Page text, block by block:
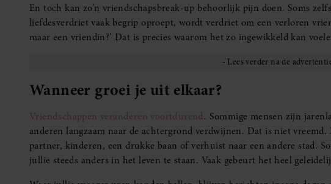
En toch kan zo’n vriendschapsbreak-up behoorlijk pijn doen. Soms
liefdesverdriet vaak begrip oproept, wordt verdriet om een verloren
maar een vriendin?’ Dat is precies waarom het zo ingewikkeld kan
Wanneer groei je uit elkaar?
Vriendschappen veranderen voortdurend. Sommige mensen zijn
anderen langzaam naar de achtergrond verdwijnen. Dat is niet
partner, kinderen, een drukke baan of verhuist naar een andere stad.
jullie steeds anders in het leven te staan. Vaak gebeurt het heel